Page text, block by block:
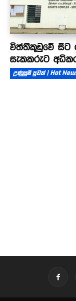
විත්තිකූඩුවේ
සැකකරුට
උණුසුම් පුවත් | Hot